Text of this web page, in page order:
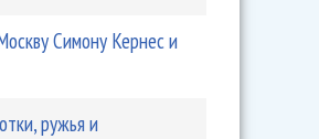
Симону Кернес и
ружья и